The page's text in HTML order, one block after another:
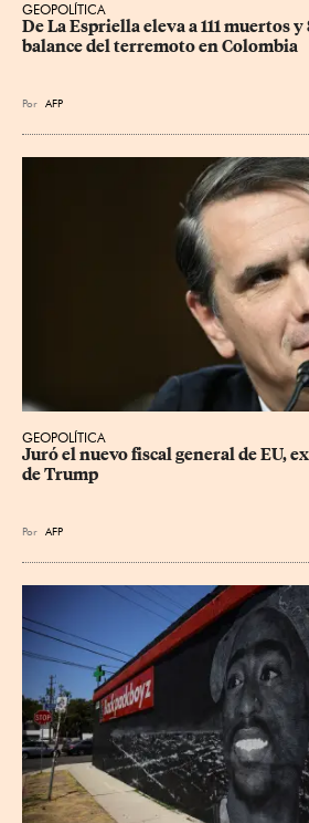
GEOPOLÍTICA
De La Espriella eleva a 111 muertos
balance del terremoto en Colombia
Por AFP
GEOPOLÍTICA
Juró el nuevo fiscal general de EU,
de Trump
Por AFP